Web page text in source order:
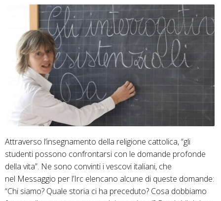
Attraverso l’insegnamento della religione cattolica, “gli
studenti possono confrontarsi con le domande profonde
della vita”. Ne sono convinti i vescovi italiani, che
nel Messaggio per l’Irc elencano alcune di queste domande:
“Chi siamo? Quale storia ci ha preceduto? Cosa dobbiamo